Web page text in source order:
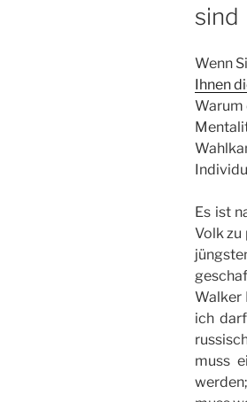
sind
Wenn
Ihnen
Warum
Es ist
Volk zu
Walker
ich
muss